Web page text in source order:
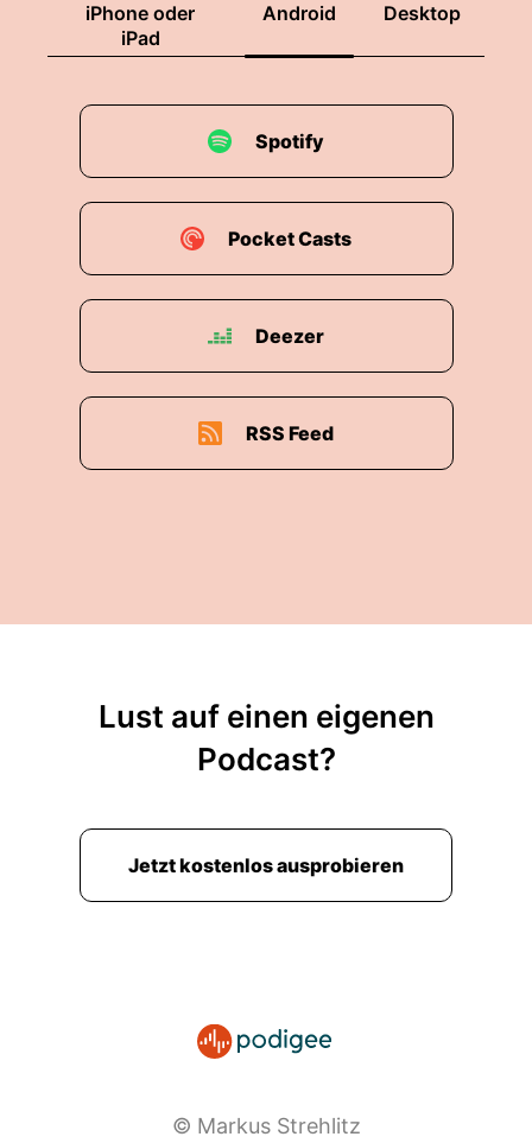
iPhone oder
iPad
Android Desktop
Spotify
Pocket Casts
Deezer
RSS Feed
Lust auf einen eigenen
Podcast?
Jetzt kostenlos ausprobieren
© Markus Strehlitz